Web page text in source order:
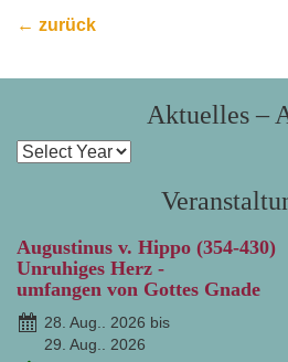
← zurück
Aktuelles –
Augustinus v. Hippo (354-430)
Unruhiges Herz -
umfangen von Gottes Gnade
28. Aug.. 2026 bis
29. Aug.. 2026